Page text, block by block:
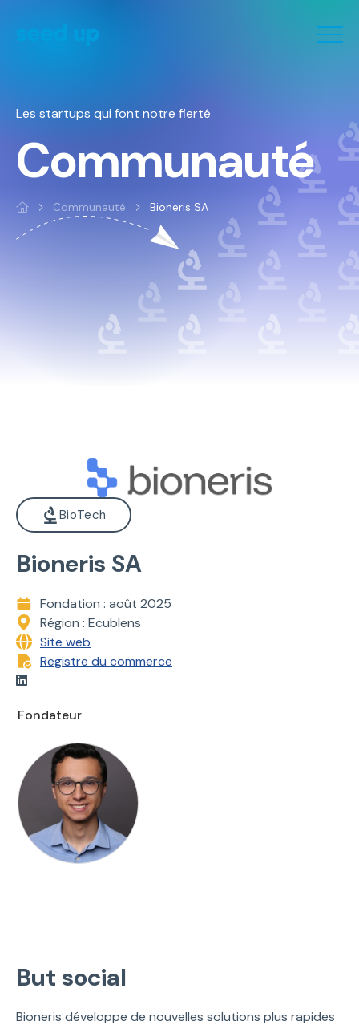
Les startups qui font notre fierté
Communauté
Communauté Bioneris SA
BioTech
Bioneris SA
Fondation : août 2025
Région : Ecublens
Site web
Registre du commerce
Fondateur
But social
Bioneris développe de nouvelles solutions plus rapides